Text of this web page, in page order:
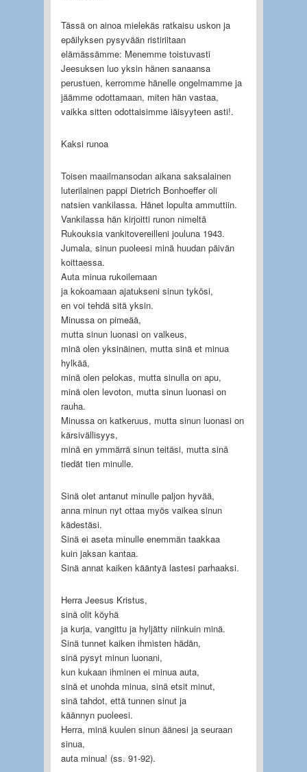
Tässä on ainoa mielekäs ratkaisu uskon ja
epäilyksen pysyvään ristiriitaan
elämässämme: Menemme toistuvasti
Jeesuksen luo yksin hänen sanaansa
perustuen, kerromme hänelle ongelmamme ja
jäämme odottamaan, miten hän vastaa,
vaikka sitten odottaisimme iäisyyteen asti!.
Kaksi runoa
Toisen maailmansodan aikana saksalainen
luterilainen pappi Dietrich Bonhoeffer oli
natsien vankilassa. Hänet lopulta ammuttiin.
Vankilassa hän kirjoitti runon nimeltä
Rukouksia vankitovereilleni jouluna 1943.
Jumala, sinun puoleesi minä huudan päivän
koittaessa.
Auta minua rukoilemaan
ja kokoamaan ajatukseni sinun tykösi,
en voi tehdä sitä yksin.
Minussa on pimeää,
mutta sinun luonasi on valkeus,
minä olen yksinäinen, mutta sinä et minua
hylkää,
minä olen pelokas, mutta sinulla on apu,
minä olen levoton, mutta sinun luonasi on
rauha.
Minussa on katkeruus, mutta sinun luonasi on
kärsivällisyys,
minä en ymmärrä sinun teitäsi, mutta sinä
tiedät tien minulle.
Sinä olet antanut minulle paljon hyvää,
anna minun nyt ottaa myös vaikea sinun
kädestäsi.
Sinä ei aseta minulle enemmän taakkaa
kuin jaksan kantaa.
Sinä annat kaiken kääntyä lastesi parhaaksi.
Herra Jeesus Kristus,
sinä olit köyhä
ja kurja, vangittu ja hyljätty niinkuin minä.
Sinä tunnet kaiken ihmisten hädän,
sinä pysyt minun luonani,
kun kukaan ihminen ei minua auta,
sinä et unohda minua, sinä etsit minut,
sinä tahdot, että tunnen sinut ja
käännyn puoleesi.
Herra, minä kuulen sinun äänesi ja seuraan
sinua,
auta minua! (ss. 91-92).